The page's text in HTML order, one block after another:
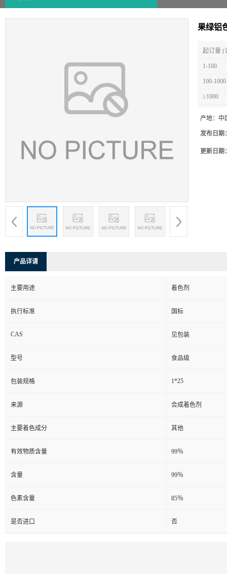
果绿铝
起订量 (
1-100
100-1000
≥1000
产地： 中
发布日期
更新日期
产品详请
主要用途 着色剂
执行标准 国标
CAS 见包装
型号 食品级
包装规格 1*25
来源 合成着色剂
主要着色成分 其他
有效物质含量 99％
含量 99％
色素含量 85％
是否进口 否